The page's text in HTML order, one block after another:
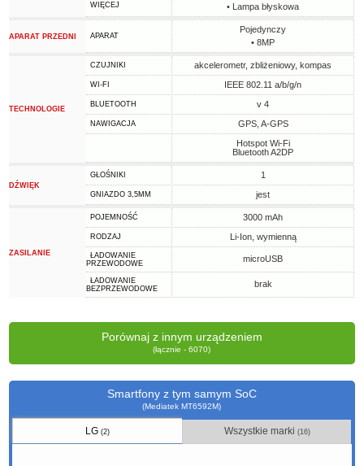
WIĘCEJ • Lampa błyskowa
APARAT PRZEDNI APARAT
Pojedynczy
• 8MP
TECHNOLOGIE
CZUJNIKI akcelerometr, zbliżeniowy, kompas
WI-FI IEEE 802.11 a/b/g/n
BLUETOOTH v 4
NAWIGACJA
GPS, A-GPS
Hotspot Wi-Fi
Bluetooth A2DP
DŹWIĘK
GŁOŚNIKI 1
GNIAZDO 3,5MM jest
ZASILANIE
POJEMNOŚĆ 3000 mAh
RODZAJ Li-Ion, wymienną
ŁADOWANIE
PRZEWODOWE
microUSB
ŁADOWANIE
BEZPRZEWODOWE
brak
Porównaj z innym urządzeniem
(łącznie - 6070)
Smartfony z tym samym SoC
(Mediatek MT6592M)
LG(2) Wszystkie marki (16)